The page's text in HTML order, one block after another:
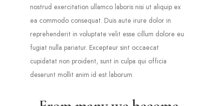
nostrud exercitation ullamco laboris nisi ut aliquip ex
ea commodo consequat. Duis aute irure dolor in
reprehenderit in voluptate velit esse cillum dolore eu
fugiat nulla pariatur. Excepteur sint occaecat
cupidatat non proident, sunt in culpa qui officia
deserunt mollit anim id est laborum.